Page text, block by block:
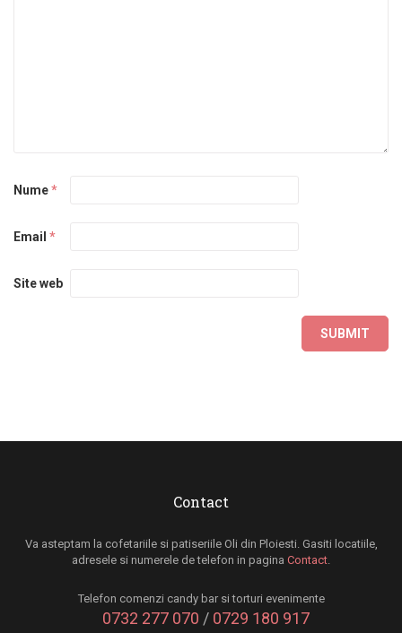
Nume*
Email *
Site web
Contact
Va asteptam la cofetariile si patiseriile Oli din Ploiesti. Gasiti locatiile,
adresele si numerele de telefon in pagina Contact.
Telefon comenzi candy bar si torturi evenimente
0732 277 070 / 0729 180 917